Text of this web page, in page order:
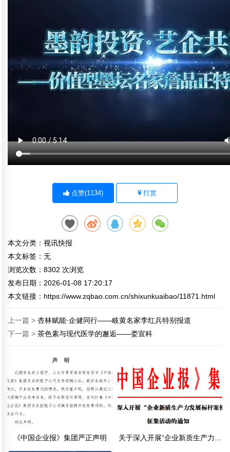
点赞(1134) 打赏
本文分类： 视讯快报
本文标签：无
浏览次数： 8302 次浏览
发布日期：2026-01-08 17:20:17
本文链接： https://www.zqbao.com.cn/shixunkuaibao/11871.html
上一篇 > 杏林赋能·企健同行——岐黄名家李红兵特别报道
下一篇 > 茶色素与现代医学的邂逅——娄宣科
《中国企业报》集团严正声明
关于深入开展“企业新质生产力发